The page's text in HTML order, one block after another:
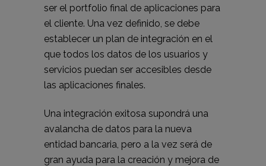
ser el portfolio final de aplicaciones para
el cliente. Una vez definido, se debe
establecer un plan de integración en el
que todos los datos de los usuarios y
servicios puedan ser accesibles desde
las aplicaciones finales.
Una integración exitosa supondrá una
avalancha de datos para la nueva
entidad bancaria, pero a la vez será de
gran ayuda para la creación y mejora de